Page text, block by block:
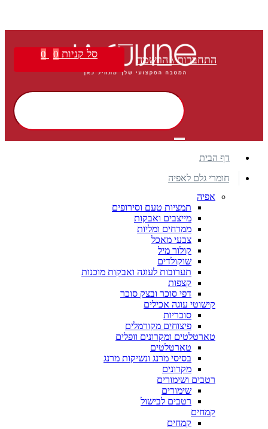
התחברות \ הרשמה סל קניות 0
0
דף הבית
חומרי גלם לאפיה
אפיה
תמציות טעם וסירופים
מייצבים ואבקות
ממרחים ומליות
צבעי מאכל
קולור מיל
שוקולדים
תערובות לעוגה ואבקות מוכנות
קצפות
דפי סוכר ובצק סוכר
קישוטי עוגה אכילים
סוכריות
פיצוחים מקורמלים
טארטלטים ומקרונים וופלים
טארטלטים
בסיסי מרנג ונשיקות מרנג
מקרונים
רטבים ושימורים
שימורים
רטבים לבישול
קמחים
קמחים